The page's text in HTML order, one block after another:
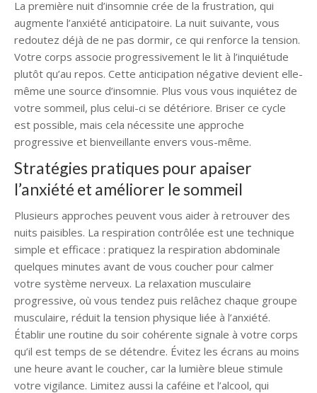
La première nuit d’insomnie crée de la frustration, qui
augmente l’anxiété anticipatoire. La nuit suivante, vous
redoutez déjà de ne pas dormir, ce qui renforce la tension.
Votre corps associe progressivement le lit à l’inquiétude
plutôt qu’au repos. Cette anticipation négative devient elle-
même une source d’insomnie. Plus vous vous inquiétez de
votre sommeil, plus celui-ci se détériore. Briser ce cycle
est possible, mais cela nécessite une approche
progressive et bienveillante envers vous-même.
Stratégies pratiques pour apaiser
l’anxiété et améliorer le sommeil
Plusieurs approches peuvent vous aider à retrouver des
nuits paisibles. La respiration contrôlée est une technique
simple et efficace : pratiquez la respiration abdominale
quelques minutes avant de vous coucher pour calmer
votre système nerveux. La relaxation musculaire
progressive, où vous tendez puis relâchez chaque groupe
musculaire, réduit la tension physique liée à l’anxiété.
Établir une routine du soir cohérente signale à votre corps
qu’il est temps de se détendre. Évitez les écrans au moins
une heure avant le coucher, car la lumière bleue stimule
votre vigilance. Limitez aussi la caféine et l’alcool, qui